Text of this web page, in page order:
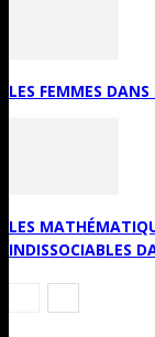
LES FEMMES
LES
INDISSOCIABLES